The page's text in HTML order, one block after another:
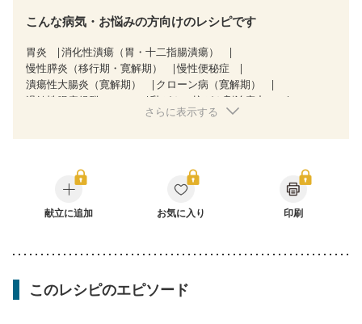
こんな病気・お悩みの方向けのレシピです
胃炎
消化性潰瘍（胃・十二指腸潰瘍）
慢性膵炎（移行期・寛解期）
慢性便秘症
潰瘍性大腸炎（寛解期）
クローン病（寛解期）
過敏性腸症候群（IBS）
乳がん（抗がん剤治療中）
胃がん（抗がん剤治療中）
味の感じ方が変わった
食欲がない
産後（ミルク）
骨粗しょう症
関節リウマチ
フレイル（年齢に合わせた体作り）
さらに表示する
献立に追加 お気に入り 印刷
このレシピのエピソード